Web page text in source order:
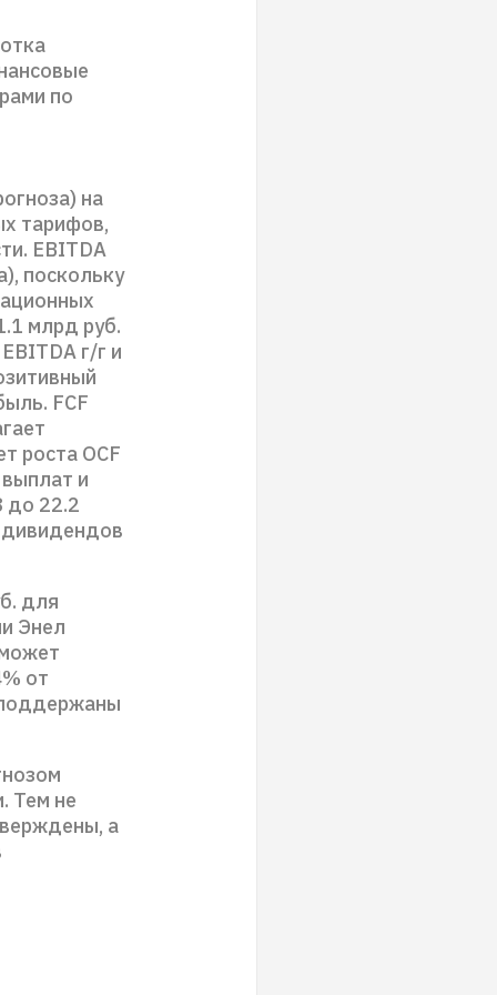
по
на
тарифов,
EBITDA
поскольку
млрд руб.
г/г и
FCF
роста OCF
и
до 22.2
дивидендов
для
Энел
от
Тем не
а